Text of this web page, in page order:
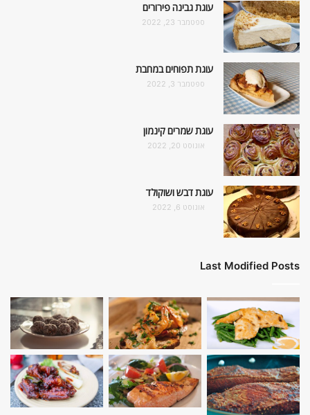
עוגת גבינה פירורים
ספטמבר 23, 2022
עוגת תפוחים במחבת
ספטמבר 3, 2022
עוגת שמרים קינמון
אוגוסט 20, 2022
עוגת דבש ושוקולד
אוגוסט 6, 2022
Last Modified Posts